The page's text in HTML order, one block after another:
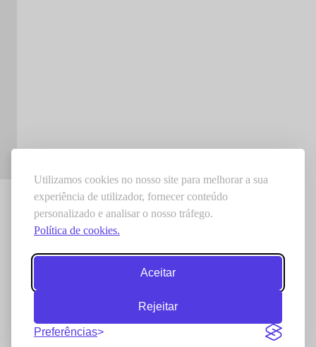
Utilizamos cookies no nosso site para melhorar a sua
experiência de utilizador, fornecer conteúdo
personalizado e analisar o nosso tráfego.
Política de cookies.
Aceitar
Rejeitar
Preferências